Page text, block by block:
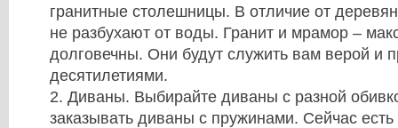
гранитные столешницы. В отличие от
не разбухают от воды. Гранит и мрамор –
долговечны. Они будут служить вам верой и
десятилетиями.
2. Диваны. Выбирайте диваны с разной
заказывать диваны с пружинами. Сейчас